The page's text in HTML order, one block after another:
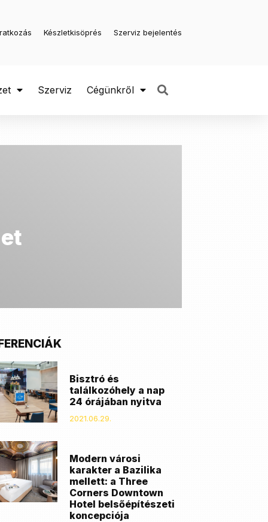
Készletkisöprés Szerviz bejelentés
Szerviz Cégünkről
Bisztró és
találkozóhely a nap
24 órájában nyitva
2021.06.29.
Modern városi
karakter a Bazilika
mellett: a Three
Corners Downtown
Hotel belsőépítészeti
koncepciója